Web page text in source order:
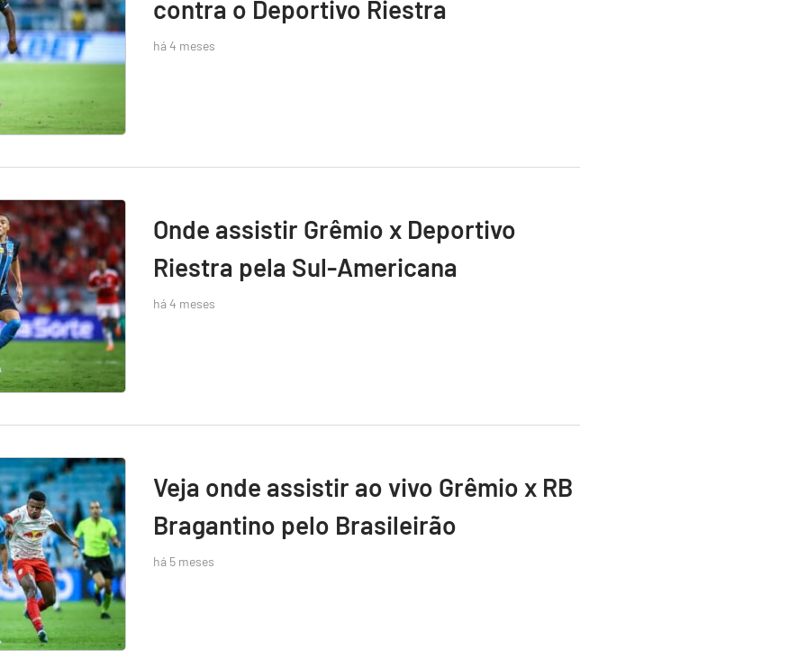
contra o Deportivo Riestra
há 4 meses
Onde assistir Grêmio x Deportivo
Riestra pela Sul-Americana
há 4 meses
Veja onde assistir ao vivo Grêmio x RB
Bragantino pelo Brasileirão
há 5 meses